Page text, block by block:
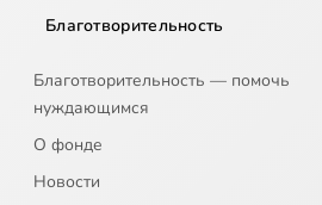
Благотворительность
Благотворительность — помочь
нуждающимся
О фонде
Новости